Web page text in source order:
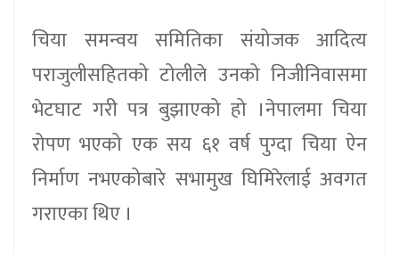
चिया समन्वय समितिका संयोजक आदित्य
पराजुलीसहितको टोलीले उनको निजीनिवासमा
भेटघाट गरी पत्र बुझाएको हो ।नेपालमा चिया
रोपण भएको एक सय ६१ वर्ष पुग्दा चिया ऐन
निर्माण नभएकोबारे सभामुख घिमिरेलाई अवगत
गराएका थिए ।